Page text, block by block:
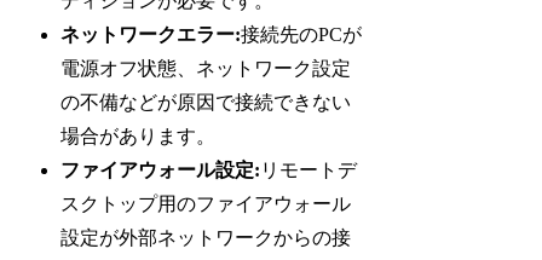
ネットワークエラー:接続先のPCが
電源オフ状態、ネットワーク設定
の不備などが原因で接続できない
場合があります。
ファイアウォール設定: リモートデ
スクトップ用のファイアウォール
設定が外部ネットワークからの接